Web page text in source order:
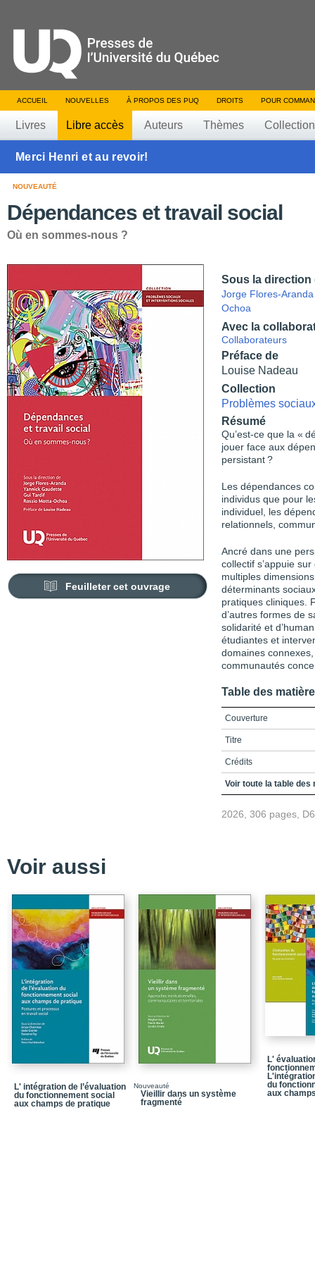
ACCUEIL NOUVELLES À PROPOS DES PUQ DROITS POUR
Livres Libre accès Auteurs Thèmes
Merci Henri et au revoir!
NOUVEAUTÉ
Dépendances et travail social
Où en sommes-nous ?
Feuilleter cet ouvrage
Sous la direction
Jorge Flores-Aranda
Ochoa
Avec la
Collaborateurs
Préface de
Louise Nadeau
Collection
Problèmes
Résumé
Qu’est-ce que la «
jouer face aux
persistant ?
Les dépendances
individus que pour
individuel, les
relationnels,
Ancré dans une
collectif s’appuie
multiples
déterminants
pratiques cliniques.
d’autres formes de
solidarité et
étudiantes et
domaines
communautés
Table des
Couverture
Titre
Crédits
Préface
Liste des sigles et
Introduction
Bibliographie
Bibliographie
Conclusion sur le rôle
Bibliographie
Conclusion
Bibliographie
Voir toute la table des
2026, 306 pages,
Voir aussi
L' intégration de l’évaluation
du fonctionnement social
aux champs de pratique
Nouveauté
Vieillir dans un système
fragmenté
L'
du
aux